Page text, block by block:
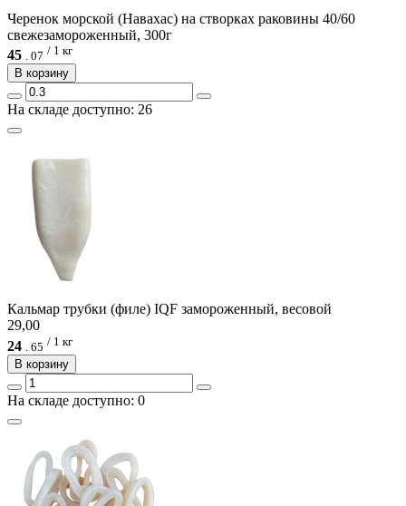
Черенок морской (Навахас) на створках раковины 40/60
свежезамороженный, 300г
45 . 07 / 1 кг
В корзину
На складе доступно: 26
Кальмар трубки (филе) IQF замороженный, весовой
29,00
24
65 / 1 кг
В корзину
На складе доступно: 0